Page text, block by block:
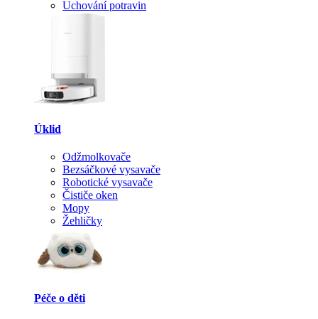
Uchování potravin
Úklid
Odžmolkovače
Bezsáčkové vysavače
Robotické vysavače
Čističe oken
Mopy
Žehličky
Péče o děti